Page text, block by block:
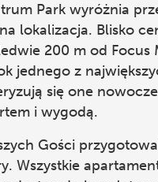
Park wyróżnia
lokalizacja. Blisko
200 m od Focus
jednego z
się one
i wygodą.
Gości
Wszystkie